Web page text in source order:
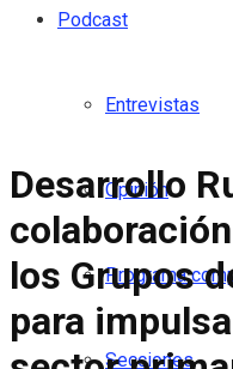
Podcast
Entrevistas
Opinión
Programa
Secciones
Desarrollo
los Grupos
para